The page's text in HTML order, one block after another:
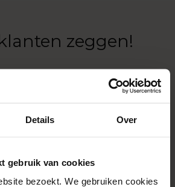
Details Over
gebruik van cookies
bezoekt. We gebruiken cookies
zeggen!